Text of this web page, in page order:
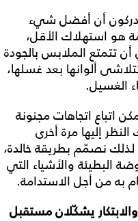
أن أفضل شيء
هو استهلاك الأقل،
تتمتع الملابس بالجودة
ألوانها بعد غسلها،
الغسيل.
اتباع اتجاهات مجنونة
إليها مرة أخرى
نصمّم بطريقة خالدة،
البطيئة والأشياء التي
به من أجل الاستدامة.
والابتكار يشكّلان مستقبل